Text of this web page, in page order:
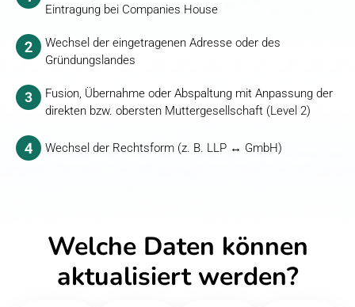
Eintragung bei Companies House
Wechsel der eingetragenen Adresse oder des
Gründungslandes
Fusion, Übernahme oder Abspaltung mit Anpassung der
direkten bzw. obersten Muttergesellschaft (Level 2)
Wechsel der Rechtsform (z. B. LLP ↔ GmbH)
Welche Daten können
aktualisiert werden?